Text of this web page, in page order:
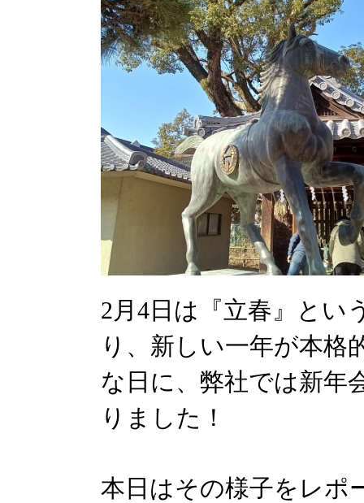
2月4日は『立春』とい
り、新しい一年が本格
な日に、弊社では新年
りました！
本日はその様子をレポ